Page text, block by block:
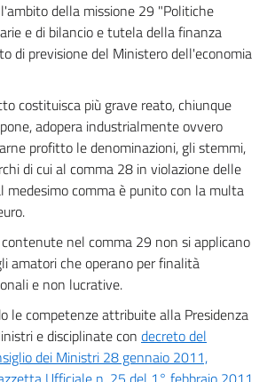
della missione 29 "Politiche
e di bilancio e tutela della finanza
di previsione del Ministero dell'economia
costituisca più grave reato, chiunque
adopera industrialmente ovvero
profitto le denominazioni, gli stemmi,
di cui al comma 28 in violazione delle
medesimo comma è punito con la multa
contenute nel comma 29 non si applicano
amatori che operano per finalità
e non lucrative.
le competenze attribuite alla Presidenza
e disciplinate con decreto del
dei Ministri 28 gennaio 2011,